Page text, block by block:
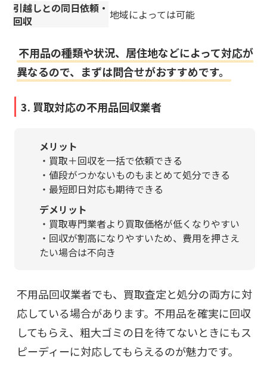
引越しとの同日依頼・
回収
地域によっては可能
不用品の種類や状況、居住地などによって対応が
異なるので、まずは問合せがおすすめです。
3. 買取対応の不用品回収業者
メリット
・買取＋回収を一括で依頼できる
・値段がつかないものもまとめて処分できる
・最短即日対応も期待できる
デメリット
・買取専門業者より買取価格が低くなりやすい
・回収が割高になりやすいため、費用を押さえ
たい場合は不向き
不用品回収業者でも、買取査定と処分の両方に対
応している場合があります。不用品を確実に回収
してもらえ、粗大ゴミの日を待てないときにもス
ピーディーに対応してもらえるのが魅力です。